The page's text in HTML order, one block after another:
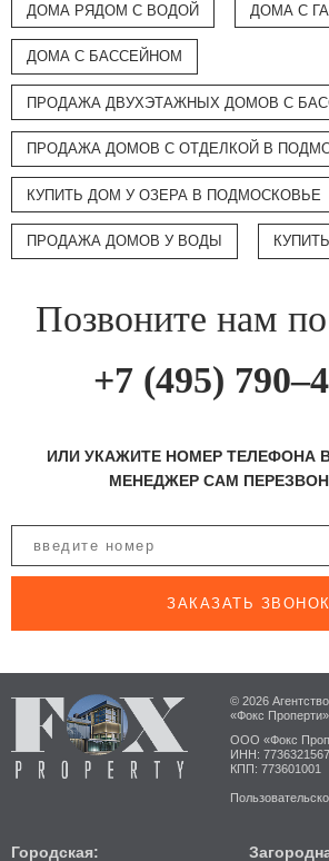
ДОМА РЯДОМ С ВОДОЙ ДОМА С
ДОМА С БАССЕЙНОМ
ПРОДАЖА ДВУХЭТАЖНЫХ ДОМОВ С
ПРОДАЖА ДОМОВ С ОТДЕЛКОЙ В
КУПИТЬ ДОМ У ОЗЕРА В ПОДМОСКОВЬЕ
ПРОДАЖА ДОМОВ У ВОДЫ
Позвоните нам
+7 (495)
ИЛИ УКАЖИТЕ НОМЕР ТЕЛЕФОНА
МЕНЕДЖЕР САМ
ЗАКАЗАТЬ ЗВОНОК
© 2026
«Фокс Проперти»
ООО «Фокс
ИНН: 7736321567
КПП: 773601001
Городская: